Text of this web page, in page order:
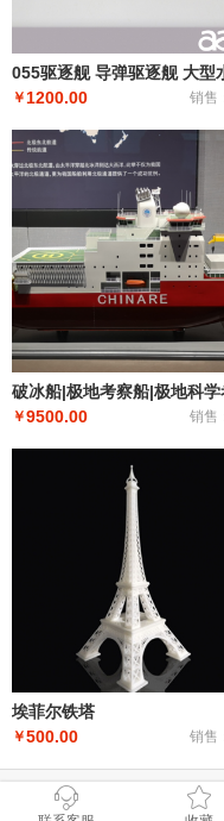
￥ 1200.00 销售
￥9500.00 销售
埃菲尔铁塔
￥500.00 销售